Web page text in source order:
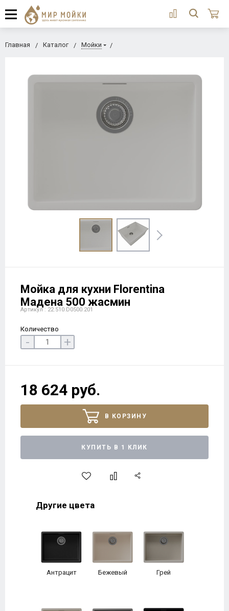
Главная Каталог Мойки
Мойка для кухни Florentina
Мадена 500 жасмин
Артикул : 22.510.D0500.201
Количество
- +
18 624 руб.
В КОРЗИНУ
КУПИТЬ В 1 КЛИК
Другие цвета
Антрацит Бежевый Грей